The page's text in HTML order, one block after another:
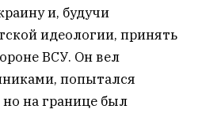
и, будучи
идеологии, принять
ВСУ. Он вел
попытался
на границе был